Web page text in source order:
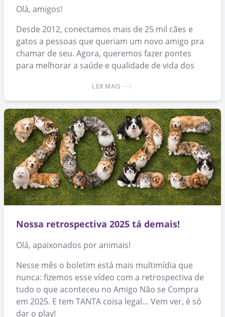
Olá, amigos!
Desde 2012, conectamos mais de 25 mil cães e
gatos a pessoas que queriam um novo amigo pra
chamar de seu. Agora, queremos fazer pontes
para melhorar a saúde e qualidade de vida dos
LER MAIS
Nossa retrospectiva 2025 tá demais!
Olá, apaixonados por animais!
Nesse mês o boletim está mais multimídia que
nunca: fizemos esse vídeo com a retrospectiva de
tudo o que aconteceu no Amigo Não se Compra
em 2025. E tem TANTA coisa legal… Vem ver, é só
dar o play!